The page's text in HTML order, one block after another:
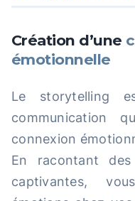
Création d’une
émotionnelle
Le storytelling
communication
connexion
En racontant
captivantes,